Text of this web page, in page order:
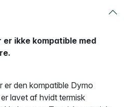
ikke kompatible med
den kompatible Dymo
lavet af hvidt termisk